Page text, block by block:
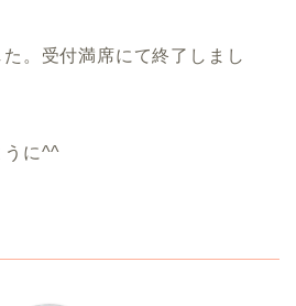
。受付満席にて終了しまし
うに^^